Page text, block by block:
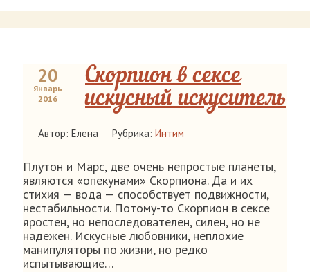
20
Январь
2016
Скорпион в сексе
искусный искуситель
Автор: Елена Рубрика: Интим
Плутон и Марс, две очень непростые планеты,
являются «опекунами» Скорпиона. Да и их
стихия — вода — способствует подвижности,
нестабильности. Потому-то Скорпион в сексе
яростен, но непоследователен, силен, но не
надежен. Искусные любовники, неплохие
манипуляторы по жизни, но редко
испытывающие…